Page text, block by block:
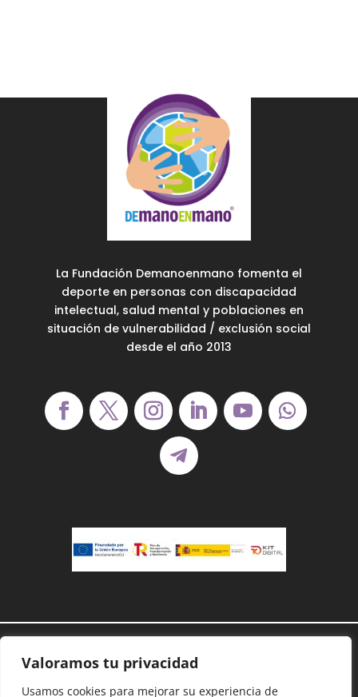
Valoramos tu privacidad
Usamos cookies para mejorar su experiencia de
La Fundación Demanoenmano fomenta el
deporte en personas con discapacidad
intelectual, salud mental y poblaciones en
situación de vulnerabilidad / exclusión social
desde el año 2013
reservados©
Protección de datos–Cookies–Accesibilidad